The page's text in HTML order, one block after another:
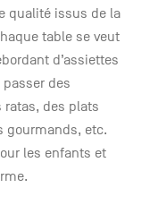
qualité issus de la
table se veut
d’assiettes
des
ratas, des plats
gourmands, etc.
les enfants et